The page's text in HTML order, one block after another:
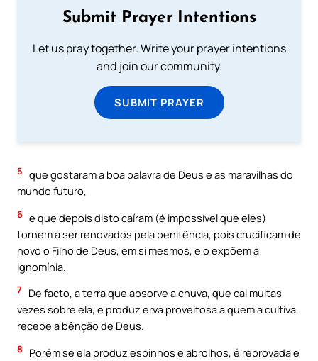
Submit Prayer Intentions
Let us pray together. Write your prayer intentions
and join our community.
SUBMIT PRAYER
5 que gostaram a boa palavra de Deus e as maravilhas do
mundo futuro,
6 e que depois disto caíram (é impossível que eles)
tornem a ser renovados pela penitência, pois crucificam de
novo o Filho de Deus, em si mesmos, e o expõem à
ignomínia.
7 De facto, a terra que absorve a chuva, que cai muitas
vezes sobre ela, e produz erva proveitosa a quem a cultiva,
recebe a bênção de Deus.
8
Porém se ela produz espinhos e abrolhos, é reprovada e